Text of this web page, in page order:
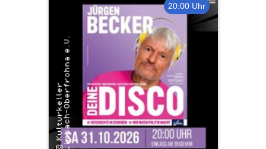
20:00 Uhr